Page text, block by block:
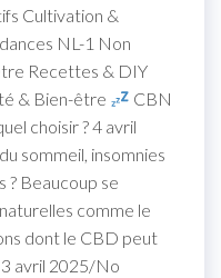
Cultivation &
NL-1 Non
Recettes & DIY
& Bien-être
CBN
choisir ? 4 avril
sommeil, insomnies
? Beaucoup se
comme le
dont le CBD peut
avril 2025/No